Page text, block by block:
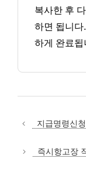
복사한 후
하면 됩니다
하게 완료됩
지급명령신
즉시항고장